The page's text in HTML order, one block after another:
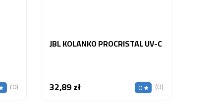
(0)
JBL KOLANKO PROCRISTAL UV-C
32,89 złCena 0 (0)